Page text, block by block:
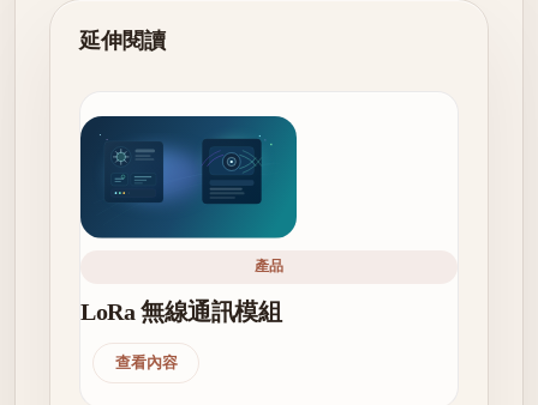
延伸閱讀
產品
LoRa 無線通訊模組
查看內容